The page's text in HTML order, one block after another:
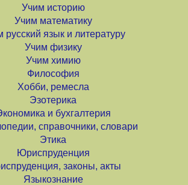
Учим историю
Учим математику
русский язык и литературу
Учим физику
Учим химию
Философия
Хобби, ремесла
Эзотерика
и бухгалтерия
справочники, словари
Этика
Юриспруденция
законы, акты
Языкознание